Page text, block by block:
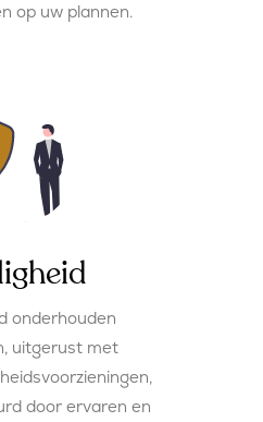
op uw plannen.
onderhouden
uitgerust met
door ervaren en